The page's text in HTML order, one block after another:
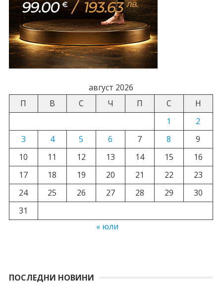
август 2026
П
В С Ч П С
Н
1
2
3
4 5 6 7 8
9
10
11 12 13 14 15
16
17
18 19 20 21 22
23
24
25 26 27 28 29
30
31
« юли
ПОСЛЕДНИ НОВИНИ